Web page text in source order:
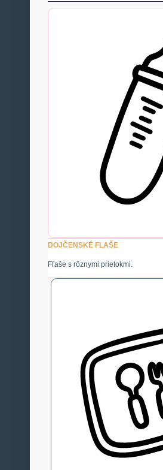
DOJČENSKÉ FLAŠE
Fľaše s rôznymi prietokmi.